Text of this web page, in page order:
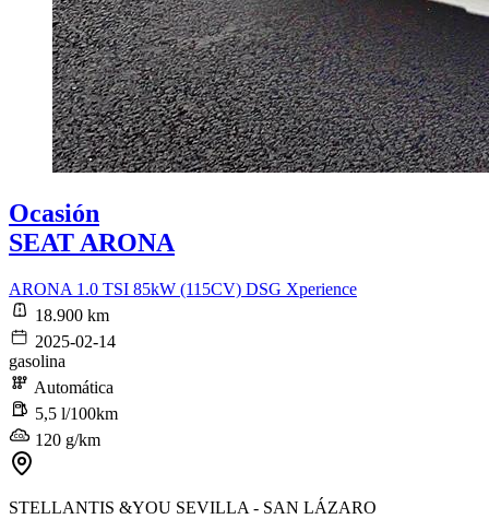
Ocasión
SEAT ARONA
ARONA 1.0 TSI 85kW (115CV) DSG Xperience
18.900 km
2025-02-14
gasolina
Automática
5,5 l/100km
120 g/km
STELLANTIS &YOU SEVILLA - SAN LÁZARO